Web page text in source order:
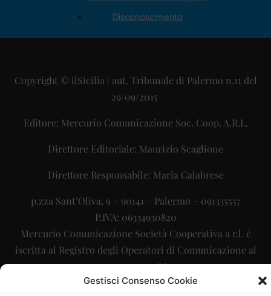
Gestisci Consenso Cookie
Disconoscimento
Copyright © ilSicilia | aut. Tribunale di Palermo n.11 del
29/09/2015
Editore: Mercurio Comunicazione Soc. Coop. A.R.L.
Direttore Editoriale: Maurizio Scaglione
Direttore Responsabile: Maria Calabrese
p.zza Sant’Oliva, 9 – 90141 – Palermo – 091335557
P.IVA: 06334930820
Mercurio Comunicazione Società Cooperativa a r.l. è
iscritta al Registro degli Operatori di Comunicazione al
numero 26988